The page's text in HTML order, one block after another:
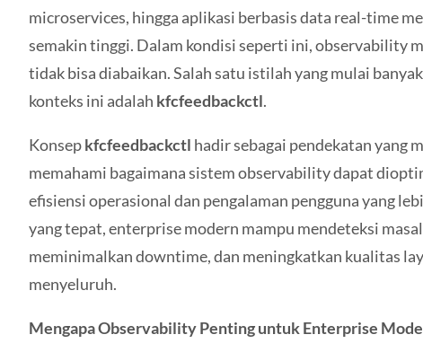
microservices, hingga aplikasi berbasis data real-time
semakin tinggi. Dalam kondisi seperti ini, observability
tidak bisa diabaikan. Salah satu istilah yang mulai
konteks ini adalah kfcfeedbackctl.
Konsepkfcfeedbackctl hadir sebagai pendekatan yang
memahami bagaimana sistem observability dapat
efisiensi operasional dan pengalaman pengguna yang
yang tepat, enterprise modern mampu mendeteksi
meminimalkan downtime, dan meningkatkan kualitas
menyeluruh.
Mengapa Observability Penting untuk Enterprise